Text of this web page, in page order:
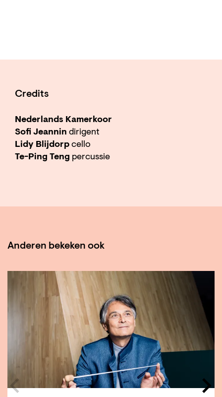
Credits
Nederlands Kamerkoor
Sofi Jeannin dirigent
Lidy Blijdorp cello
Te-Ping Teng percussie
Anderen bekeken ook